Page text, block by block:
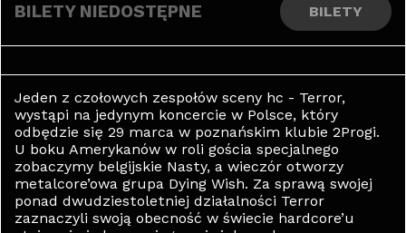
BILETY NIEDOSTĘPNE BILETY
Jeden z czołowych zespołów sceny hc - Terror,
wystąpi na jedynym koncercie w Polsce, który
odbędzie się 29 marca w poznańskim klubie 2Progi.
U boku Amerykanów w roli gościa specjalnego
zobaczymy belgijskie Nasty, a wieczór otworzy
metalcore’owa grupa Dying Wish. Za sprawą swojej
ponad dwudziestoletniej działalności Terror
zaznaczyli swoją obecność w świecie hardcore’u